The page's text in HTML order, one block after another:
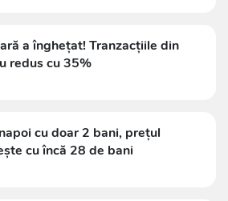
a înghețat! Tranzacțiile din
redus cu 35%
cu doar 2 bani, prețul
cu încă 28 de bani